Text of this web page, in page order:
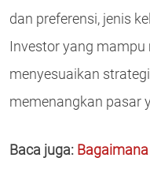
dan preferensi, jenis
Investor yang
menyesuaikan
memenangkan pasar
Baca juga: